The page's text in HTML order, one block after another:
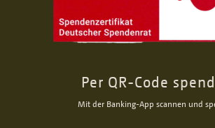
Per QR-Code
Mit der Banking-App scannen und